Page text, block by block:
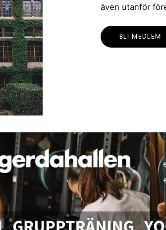
även utanför
BLI MEDLEM